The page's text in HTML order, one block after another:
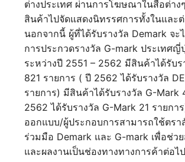
ต่างประเทศ ผ่านการโฆษณาในสื่อต่าง
สินค้าไปจัดแสดงนิทรรศการทั้งในและต่
นอกจากนี้ ผู้ที่ได้รับรางวัล Demark จะ
การประกวดรางวัล G-mark ประเทศ
ระหว่างปี 2551 – 2562 มีสินค้าได้รับร
821 รายการ ( ปี 2562 ได้รับรางวัล
รายการ) มีสินค้าได้รับรางวัล G-Mark
2562 ได้รับรางวัล G-Mark 21 รายกา
ออกแบบ/ผู้ประกอบการสามารถใช้ตร
ร่วมมือ Demark และ G-mark เพื่อช่ว
และผลงานเป็นช่องทางทางการค้าต่อไป